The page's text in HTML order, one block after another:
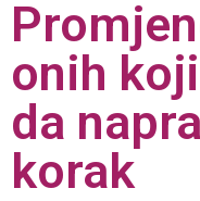
onih
da
korak